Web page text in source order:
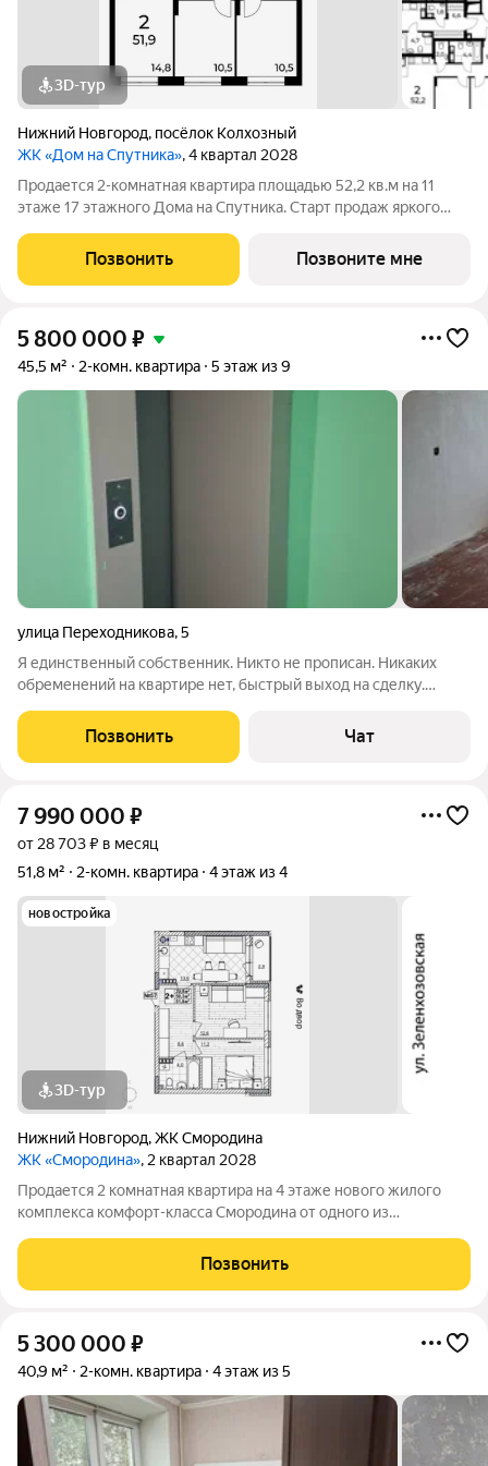
3D-тур
Нижний Новгород, посёлок Колхозный
ЖК «Дом на Спутника», 4 квартал 2028
Продается 2-комнатная квартира площадью 52,2 кв.м на 11
этаже 17 этажного Дома на Спутника. Старт продаж яркого
современный проект от ГК АГРОСПЕЦТЕХ высокой этажности
(17 этажей) в Автозаводском районе,
Позвонить Позвоните мне
5 800 000 ₽
45,5 м² 2-комн. квартира 5 этаж из 9
улица Переходникова,5
Я единственный собственник. Никто не прописан. Никаких
обременений на квартире нет, быстрый выход на сделку.
Сделана подготовка к ремонту. Стены зашпаклеваны и
загрунтованы под обои. Старый
Позвонить Чат
7 990 000 ₽
от 28 703 ₽ в месяц
51,8 м²
2-комн. квартира 4 этаж из 4
новостройка
3D-тур
Нижний Новгород,ЖК Смородина
ЖК «Смородина», 2 квартал 2028
Продается 2 комнатная квартира на 4 этаже нового жилого
комплекса комфорт-класса Cмородина от одного из
по ипотеке, в т.ч. и по льготным программам. В доме есть лифт,
высота потолков в квартире
Позвонить
5 300 000 ₽
40,9 м² 2-комн. квартира 4 этаж из 5